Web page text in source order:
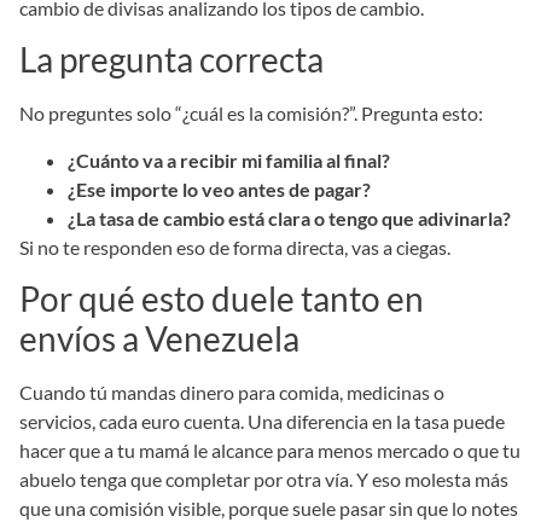
La pregunta correcta
No preguntes solo “¿cuál es la comisión?”. Pregunta esto:
¿Cuánto va a recibir mi familia al final?
¿Ese importe lo veo antes de pagar?
¿La tasa de cambio está clara o tengo que adivinarla?
Si no te responden eso de forma directa, vas a ciegas.
Por qué esto duele tanto en
envíos a Venezuela
Cuando tú mandas dinero para comida, medicinas o
servicios, cada euro cuenta. Una diferencia en la tasa puede
hacer que a tu mamá le alcance para menos mercado o que tu
abuelo tenga que completar por otra vía. Y eso molesta más
que una comisión visible, porque suele pasar sin que lo notes